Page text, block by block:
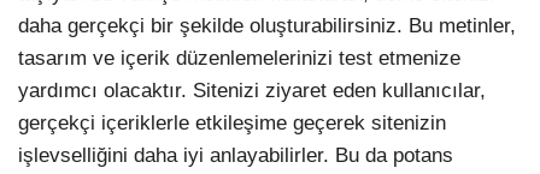
daha gerçekçi bir şekilde oluşturabilirsiniz. Bu metinler,
tasarım ve içerik düzenlemelerinizi test etmenize
yardımcı olacaktır. Sitenizi ziyaret eden kullanıcılar,
gerçekçi içeriklerle etkileşime geçerek sitenizin
işlevselliğini daha iyi anlayabilirler. Bu da potans